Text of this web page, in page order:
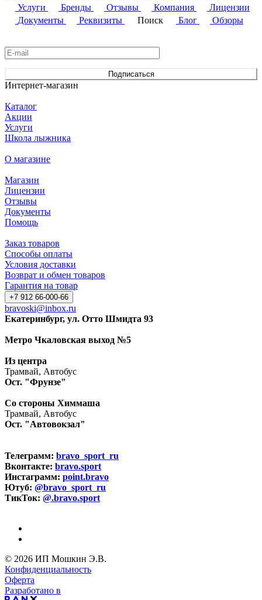
Услуги
Бренды Отзывы Компания
Лицензии
Документы
Реквизиты Поиск Блог
Обзоры
Подписаться
Интернет-магазин
Каталог
Акции
Услуги
Школа лыжника
О магазине
Магазин
Лицензии
Отзывы
Документы
Помощь
Заказ товаров
Способы оплаты
Условия доставки
Возврат и обмен товаров
Гарантия на товар
+7 912 66-000-66
bravoski@inbox.ru
Екатеринбург, ул. Отто Шмидта 93
Метро Чкаловская выход №5
Из центра
Трамвай, Автобус
Ост. "Фрунзе"
Со стороны Химмаша
Трамвай, Автобус
Ост. "Автовокзал"
Телеграмм: bravo_sport_ru
Вконтакте: bravo.sport
Инстаграмм: point.bravo
Ютуб: @bravo_sport_ru
ТикТок: @.bravo.sport
© 2026 ИП Мошкин Э.В.
Конфиденциальность
Оферта
Разработано в